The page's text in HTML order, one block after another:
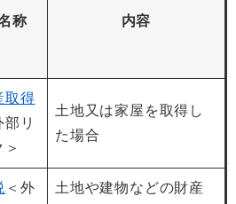
称 内容
取得
部リ
＞
土地又は家屋を取得し
た場合
＜外
土地や建物などの財産